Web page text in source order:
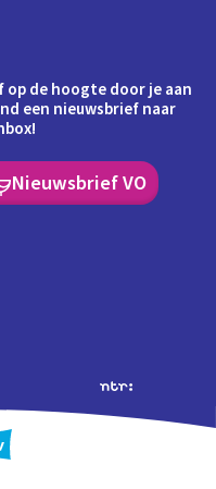
de hoogte door je aan
een nieuwsbrief naar
Nieuwsbrief VO